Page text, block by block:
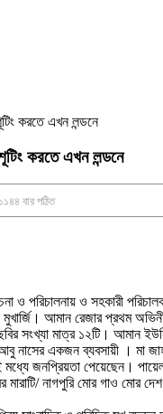
করতে এখন লন্ডনে
করতে এখন লন্ডনে
বার পঠিত
ও পরিচালনায় ও সহকারী
আমান রেজার প্রথম
সংখ্যা মাত্র ১২টি। আমান
নাসের একজন ব্যবসায়ী । মা
জনপ্রিয়তা পেয়েছেন।
মারাটি/ নাগপুরি মোর গাও মোর